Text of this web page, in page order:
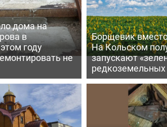
дома на
в
году
не
Борщевик
На Кольском
запускают